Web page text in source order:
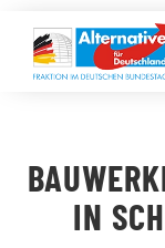
Inhalt
springen
LANDESGRUPPEN
IN